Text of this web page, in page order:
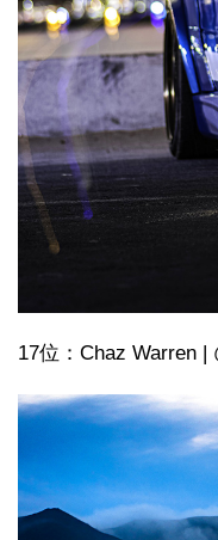
17位：Chaz Warren |